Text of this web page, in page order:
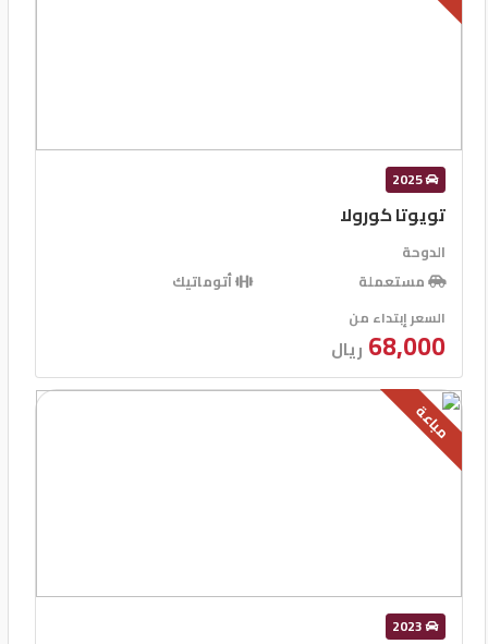
2025
تويوتا كورولا
الدوحة
مستعملة
أتوماتيك
السعر إبتداء من
68,000 ريال
مباعة
2023